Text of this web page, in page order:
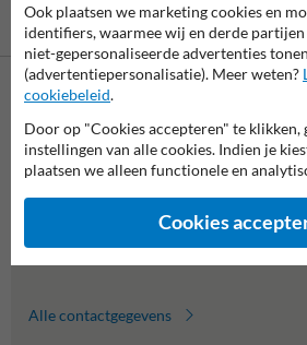
Vooruitbetaling
per bank
Wij zijn op werkdagen (van 8.00 tot
495 473.
Vragen? Stuur een e-mail naar
formulier in en we reageren zo spoedig
info@trafficsupply.be
Alle contactgegevens
Ook plaatsen we marketing cookies en
identifiers, waarmee wij en derde partijen
niet-gepersonaliseerde advertenties tonen
(advertentiepersonalisatie). Meer weten?
cookiebeleid.
Door op "Cookies accepteren" te klikken,
instellingen van alle cookies. Indien je
plaatsen we alleen functionele en
Cookies